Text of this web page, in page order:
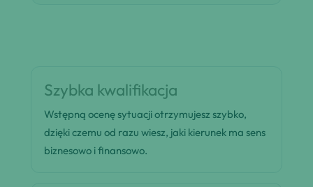
Szybka kwalifikacja
Wstępną ocenę sytuacji otrzymujesz szybko,
dzięki czemu od razu wiesz, jaki kierunek ma sens
biznesowo i finansowo.